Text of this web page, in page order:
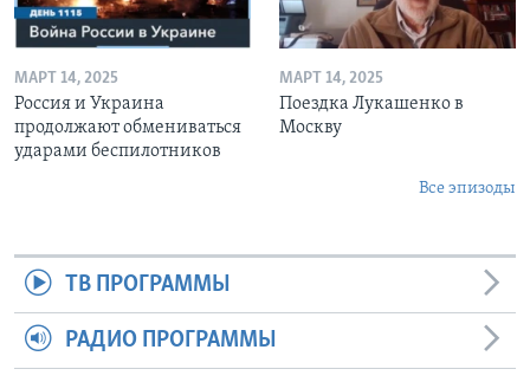
МАРТ 14, 2025
Россия и Украина
продолжают обмениваться
ударами беспилотников
МАРТ 14, 2025
Поездка Лукашенко в
Москву
Все эпизоды
ТВ ПРОГРАММЫ
РАДИО ПРОГРАММЫ